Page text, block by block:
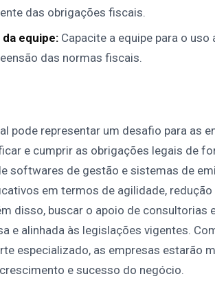
das obrigações fiscais.
equipe: Capacite a equipe para o
das normas fiscais.
pode representar um desafio para as
e cumprir as obrigações legais de
softwares de gestão e sistemas de
em termos de agilidade,
disso, buscar o apoio de consultorias
e alinhada às legislações vigentes.
especializado, as empresas estarão
e sucesso do negócio.